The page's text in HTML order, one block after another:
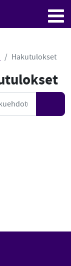
Hakutulokset
Hae